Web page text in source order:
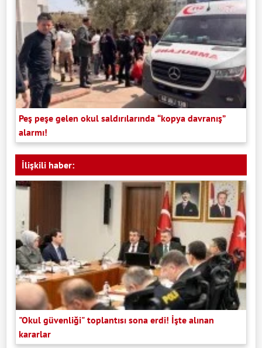
Peş peşe gelen okul saldırılarında “kopya davranış”
alarmı!
İlişkili haber:
"Okul güvenliği" toplantısı sona erdi! İşte alınan
kararlar